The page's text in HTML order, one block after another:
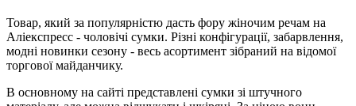
Товар, який за популярністю дасть фору жіночим речам на
Аліекспресс - чоловічі сумки. Різні конфігурації, забарвлення,
модні новинки сезону - весь асортимент зібраний на відомої
торгової майданчику.
В основному на сайті представлені сумки зі штучного